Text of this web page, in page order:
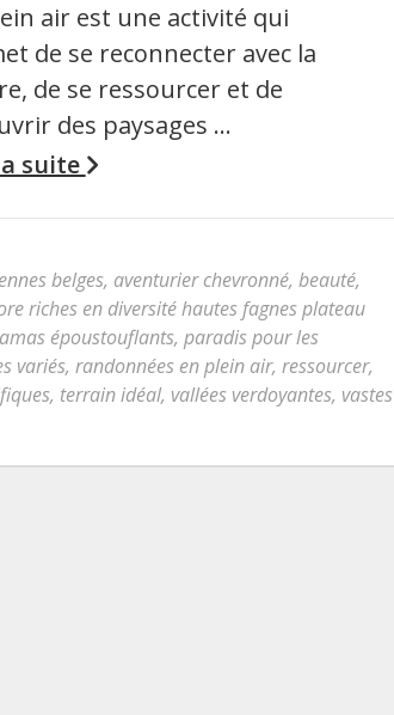
air est une activité qui
de se reconnecter avec la
de se ressourcer et de
des paysages …
suite
belges, aventurier chevronné, beauté,
riches en diversité hautes fagnes plateau
époustouflants, paradis pour les
variés, randonnées en plein air, ressourcer,
, terrain idéal, vallées verdoyantes, vastes